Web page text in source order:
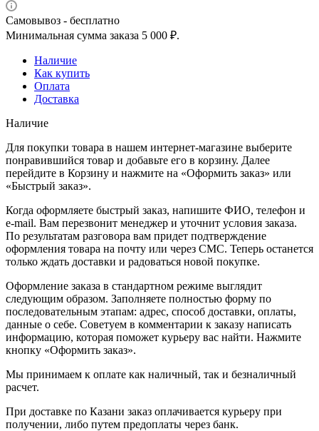
Самовывоз - бесплатно
Минимальная сумма заказа 5 000 ₽.
Наличие
Как купить
Оплата
Доставка
Наличие
Для покупки товара в нашем интернет-магазине выберите
понравившийся товар и добавьте его в корзину. Далее
перейдите в Корзину и нажмите на «Оформить заказ» или
«Быстрый заказ».
Когда оформляете быстрый заказ, напишите ФИО, телефон и
e-mail. Вам перезвонит менеджер и уточнит условия заказа.
По результатам разговора вам придет подтверждение
оформления товара на почту или через СМС. Теперь останется
только ждать доставки и радоваться новой покупке.
Оформление заказа в стандартном режиме выглядит
следующим образом. Заполняете полностью форму по
последовательным этапам: адрес, способ доставки, оплаты,
данные о себе. Советуем в комментарии к заказу написать
информацию, которая поможет курьеру вас найти. Нажмите
кнопку «Оформить заказ».
Мы принимаем к оплате как наличный, так и безналичный
расчет.
При доставке по Казани заказ оплачивается курьеру при
получении, либо путем предоплаты через банк.